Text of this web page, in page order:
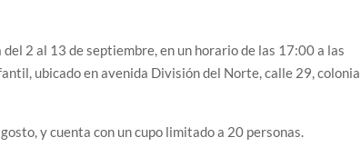
2 al 13 de septiembre, en un horario de las 17:00 a las
ubicado en avenida División del Norte, calle 29, colonia
y cuenta con un cupo limitado a 20 personas.